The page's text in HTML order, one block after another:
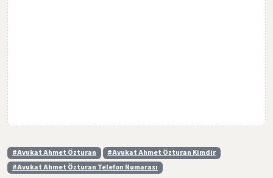
#Avukat Ahmet Özturan
#Avukat Ahmet Özturan Kimdir
#Avukat Ahmet Özturan Telefon Numarası